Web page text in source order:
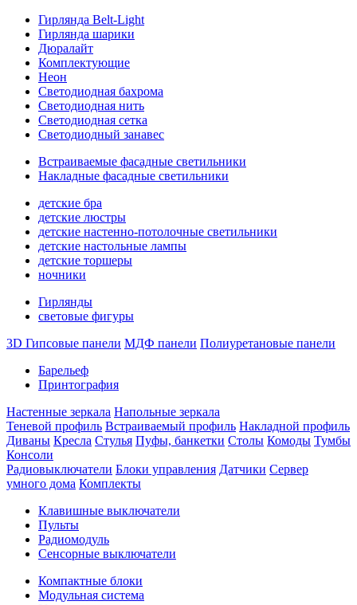
Гирлянда Belt-Light
Гирлянда шарики
Дюралайт
Комплектующие
Неон
Светодиодная бахрома
Светодиодная нить
Светодиодная сетка
Светодиодный занавес
Встраиваемые фасадные светильники
Накладные фасадные светильники
детские бра
детские люстры
детские настенно-потолочные светильники
детские настольные лампы
детские торшеры
ночники
Гирлянды
световые фигуры
3D Гипсовые панели МДФ панели Полиуретановые панели
Барельеф
Принтография
Настенные зеркала Напольные зеркала
Теневой профиль Встраиваемый профиль Накладной профиль
Диваны Кресла Стулья Пуфы, банкетки Столы Комоды Тумбы
Консоли
Радиовыключатели Блоки управления Датчики Сервер
умного дома Комплекты
Клавишные выключатели
Пульты
Радиомодуль
Сенсорные выключатели
Компактные блоки
Модульная система